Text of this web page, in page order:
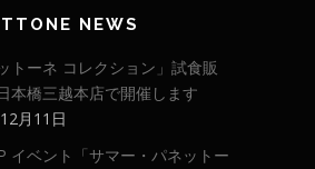
NEWS
トーネ コレクション」試食販
本橋三越本店で開催します
月11日
イベント「サマー・パネットー